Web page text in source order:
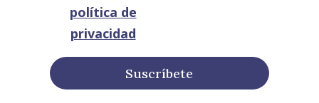
política de
privacidad
Suscríbete